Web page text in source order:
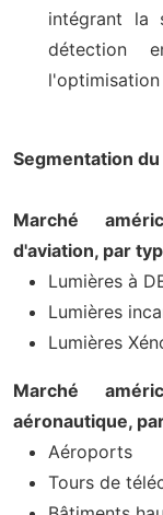
intégrant la
détection
l'optimisation
Segmentation
Marché
d'aviation, par
Lumières à
Lumières
Lumières
Marché
aéronautique,
Aéroports
Tours de